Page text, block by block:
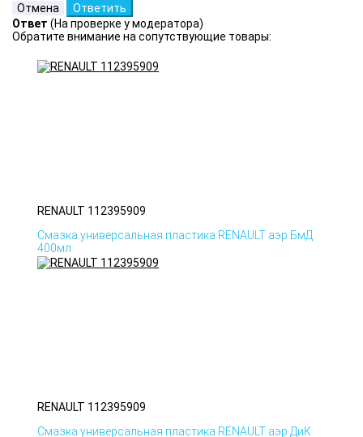
Ответ (На проверке у модератора)
Обратите внимание на сопутствующие товары:
RENAULT 112395909
Смазка универсальная пластика RENAULT аэр БмД
400мл
RENAULT 112395909
Смазка универсальная пластика RENAULT аэр ДиК